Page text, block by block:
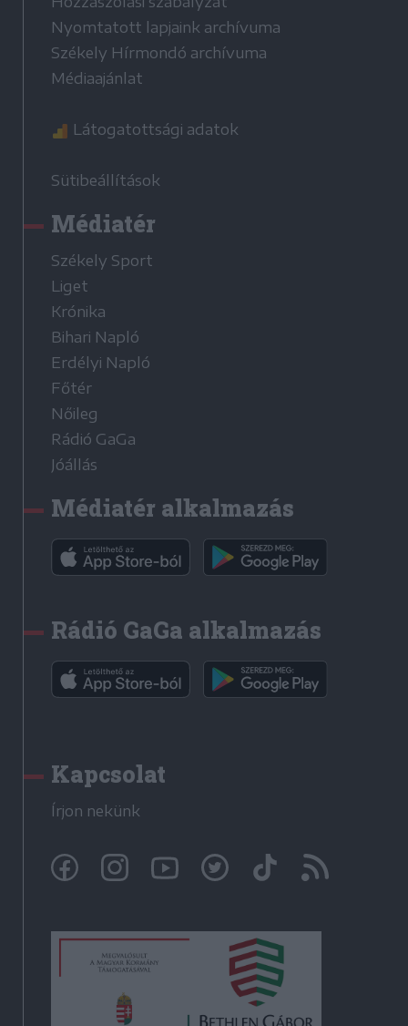
Nyomtatott lapjaink archívuma
Székely Hírmondó archívuma
Médiaajánlat
Látogatottsági adatok
Sütibeállítások
Médiatér
Székely Sport
Liget
Krónika
Bihari Napló
Erdélyi Napló
Főtér
Nőileg
Rádió GaGa
Jóállás
Médiatér alkalmazás
Rádió GaGa alkalmazás
Kapcsolat
Írjon nekünk